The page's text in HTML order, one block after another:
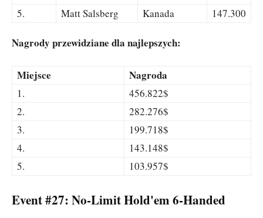
5.
Matt Salsberg Kanada 147.300
Nagrody przewidziane dla najlepszych:
Miejsce Nagroda
1.
456.822$
2.
282.276$
3.
199.718$
4.
143.148$
5.
103.957$
Event #27: No-Limit Hold'em 6-Handed